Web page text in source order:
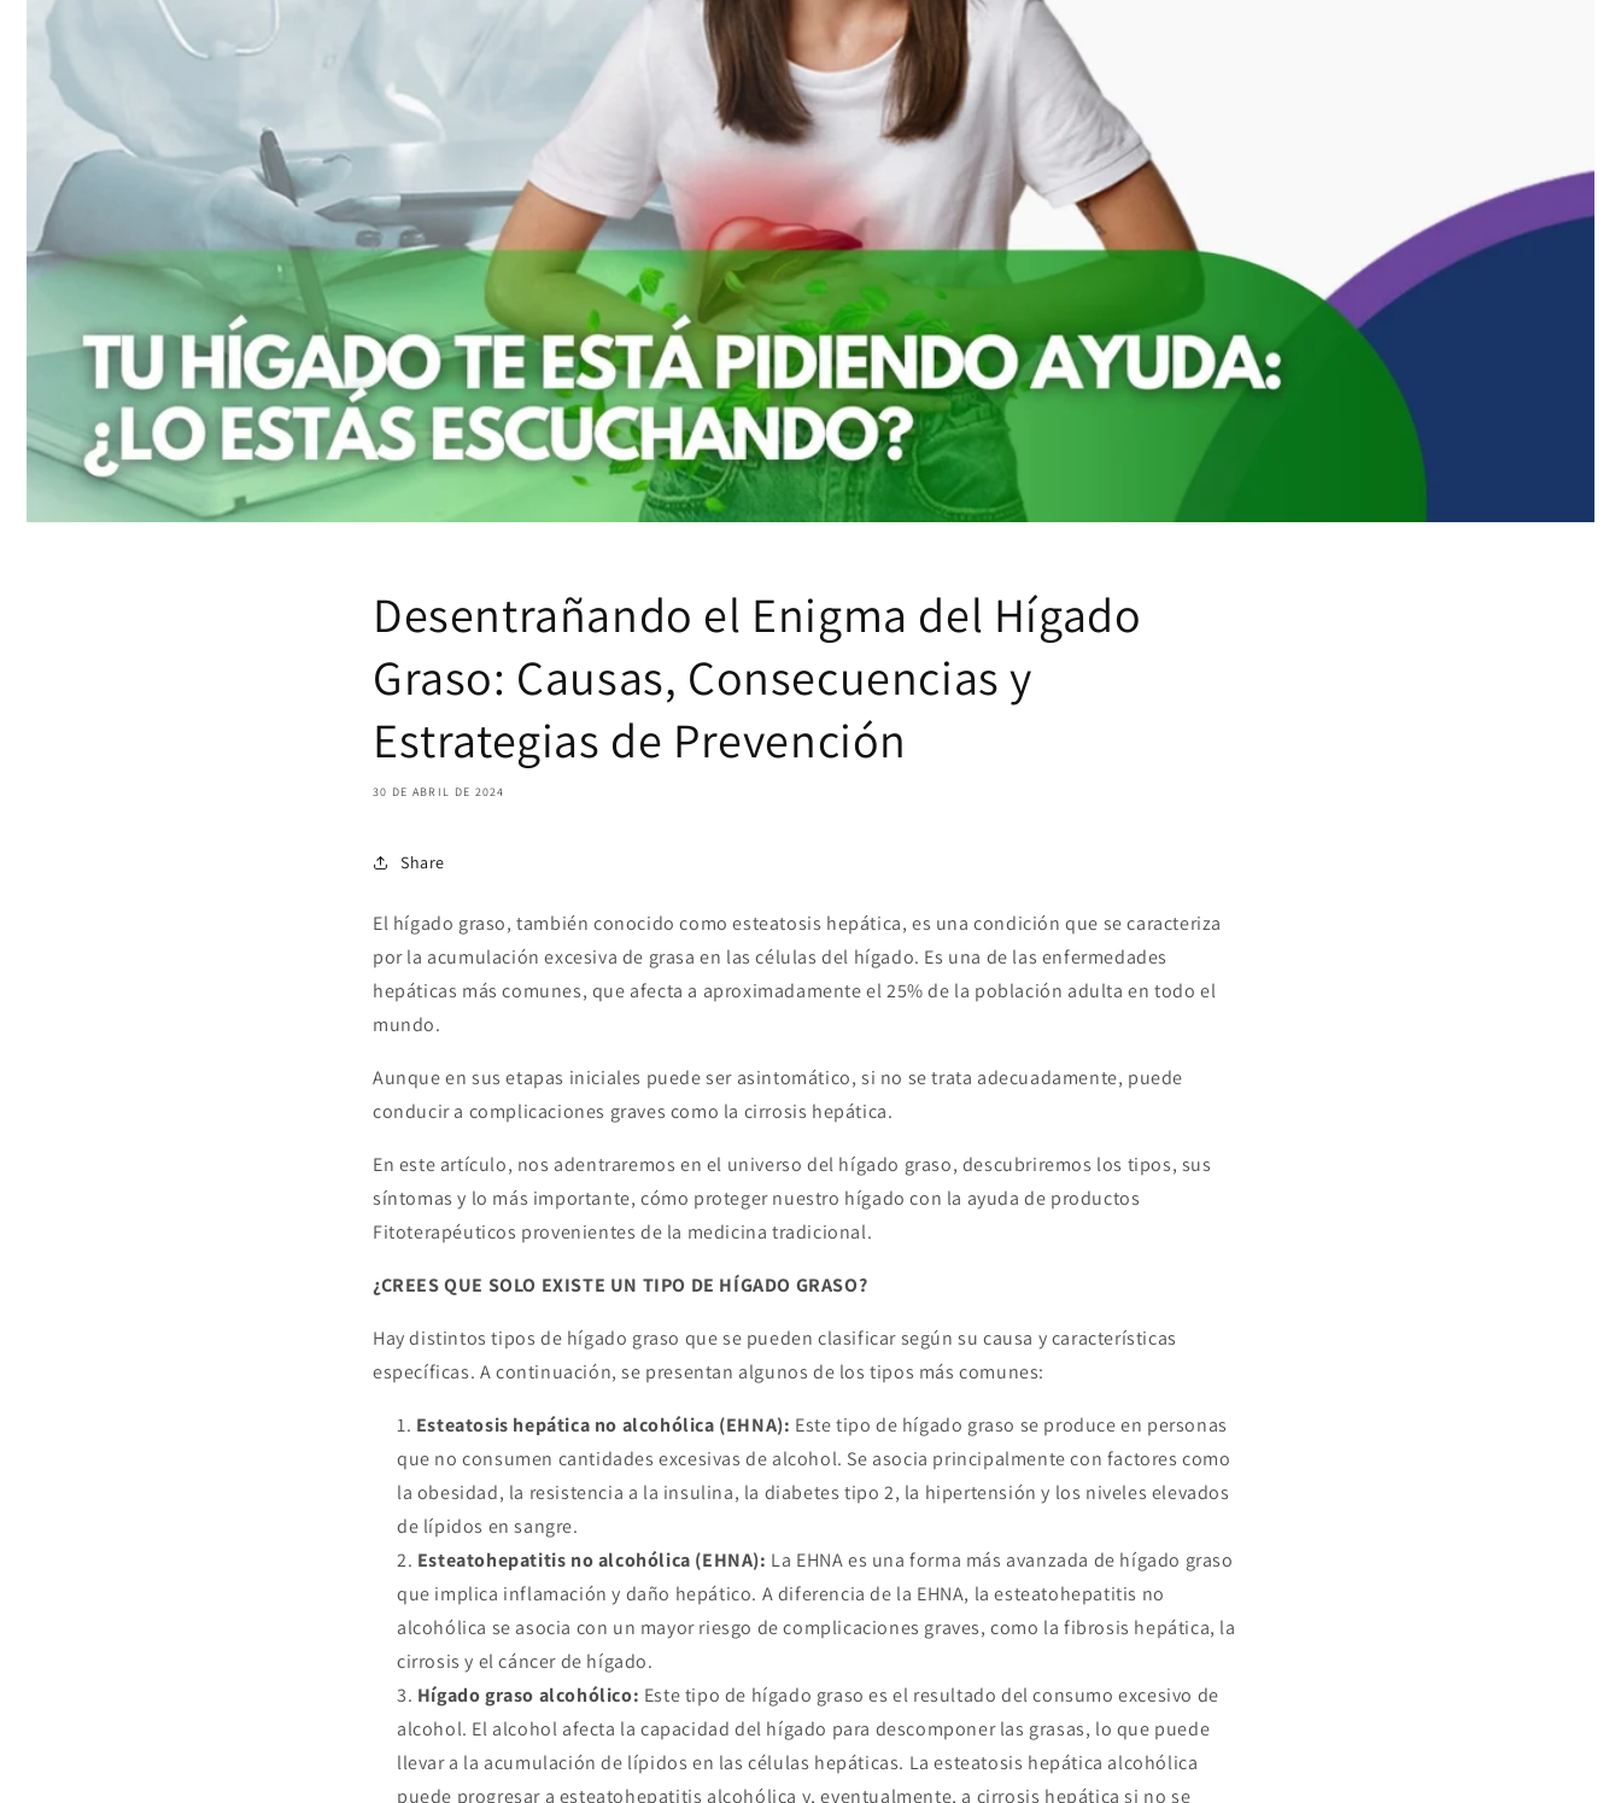
Desentrañando el Enigma del Hígado
Graso: Causas, Consecuencias y
Estrategias de Prevención
30 DE ABRIL DE 2024
Share
El hígado graso, también conocido como esteatosis hepática, es una condición que se caracteriza
por la acumulación excesiva de grasa en las células del hígado. Es una de las enfermedades
hepáticas más comunes, que afecta a aproximadamente el 25% de la población adulta en todo el
mundo.
Aunque en sus etapas iniciales puede ser asintomático, si no se trata adecuadamente, puede
conducir a complicaciones graves como la cirrosis hepática.
En este artículo, nos adentraremos en el universo del hígado graso, descubriremos los tipos, sus
síntomas y lo más importante, cómo proteger nuestro hígado con la ayuda de productos
Fitoterapéuticos provenientes de la medicina tradicional.
¿CREES QUE SOLO EXISTE UN TIPO DE HÍGADO GRASO?
Hay distintos tipos de hígado graso que se pueden clasificar según su causa y características
específicas. A continuación, se presentan algunos de los tipos más comunes:
Esteatosis hepática no alcohólica (EHNA): Este tipo de hígado graso se produce en personas
que no consumen cantidades excesivas de alcohol. Se asocia principalmente con factores como
la obesidad, la resistencia a la insulina, la diabetes tipo 2, la hipertensión y los niveles elevados
de lípidos en sangre.
Esteatohepatitis no alcohólica (EHNA): La EHNA es una forma más avanzada de hígado graso
que implica inflamación y daño hepático. A diferencia de la EHNA, la esteatohepatitis no
alcohólica se asocia con un mayor riesgo de complicaciones graves, como la fibrosis hepática, la
cirrosis y el cáncer de hígado.
Hígado graso alcohólico: Este tipo de hígado graso es el resultado del consumo excesivo de
alcohol. El alcohol afecta la capacidad del hígado para descomponer las grasas, lo que puede
llevar a la acumulación de lípidos en las células hepáticas. La esteatosis hepática alcohólica
puede progresar a esteatohepatitis alcohólica y, eventualmente, a cirrosis hepática si no se